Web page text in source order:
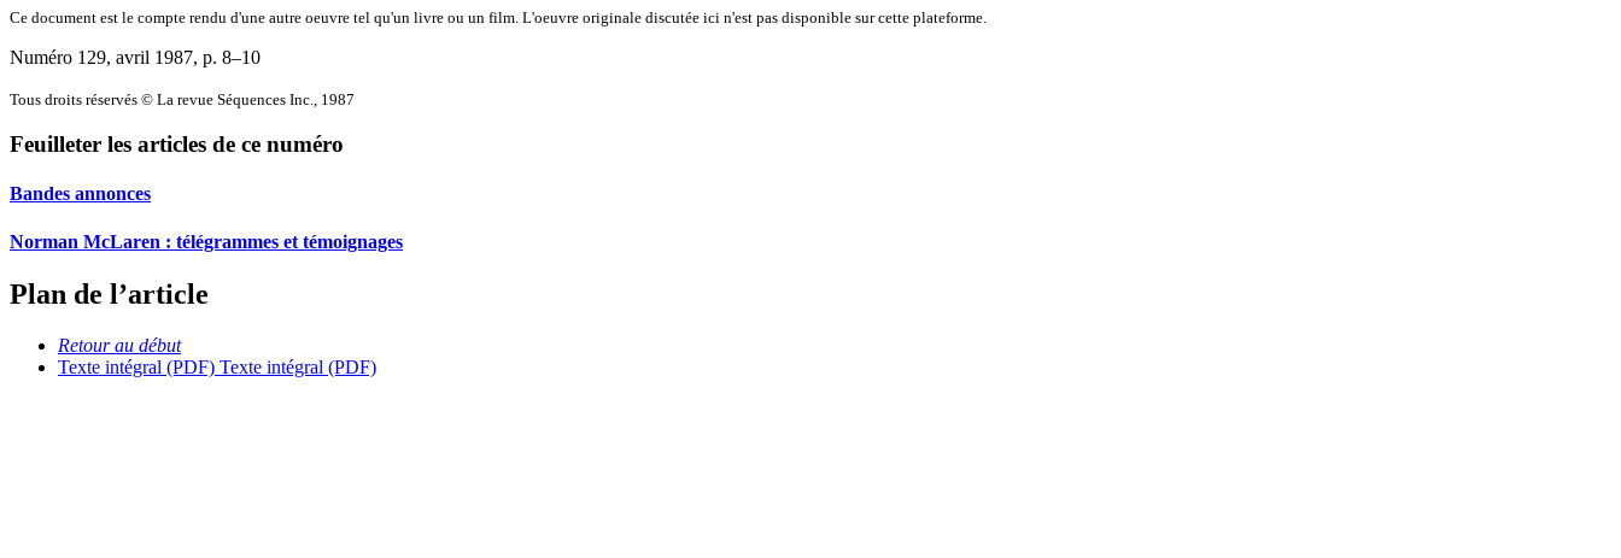
Ce document est le compte rendu d'une autre oeuvre tel qu'un livre ou un film. L'oeuvre originale discutée ici n'est pas disponible sur cette plateforme.
Numéro 129, avril 1987, p. 8–10
Tous droits réservés © La revue Séquences Inc., 1987
Feuilleter les articles de ce numéro
Bandes annonces
Norman McLaren : télégrammes et témoignages
Plan de l’article
Retour au début
Texte intégral (PDF) Texte intégral (PDF)